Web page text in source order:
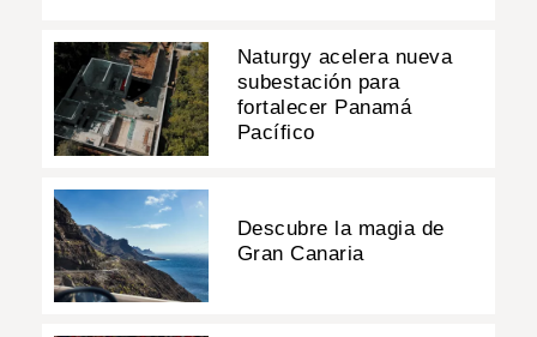
Naturgy acelera nueva
subestación para
fortalecer Panamá
Pacífico
Descubre la magia de
Gran Canaria